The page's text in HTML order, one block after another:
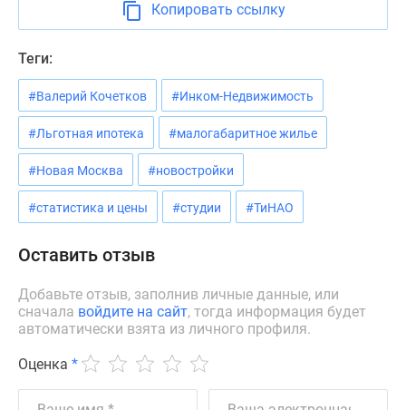
Дзен
места
Апартаменты
#траншевая
ипотека
#рассрочка
ипотека
Квартиры
скидками
41%
Видео
новостроек
Субсидированная
Копировать ссылку
Теги:
#Валерий Кочетков #Инком-Недвижимость
#Льготная ипотека #малогабаритное жилье
#Новая Москва #новостройки
#статистика и цены #студии #ТиНАО
Оставить отзыв
Добавьте отзыв, заполнив личные данные, или
сначала войдите на сайт, тогда информация будет
автоматически взята из личного профиля.
Оценка *